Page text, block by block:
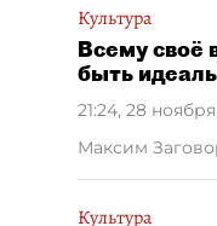
Культура
Всему своё
быть
21:24, 28
Максим
Культура